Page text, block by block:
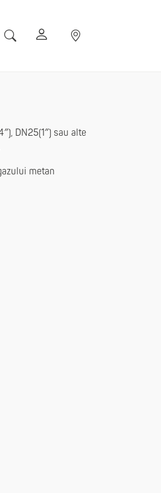
DN25(1″) sau alte
metan